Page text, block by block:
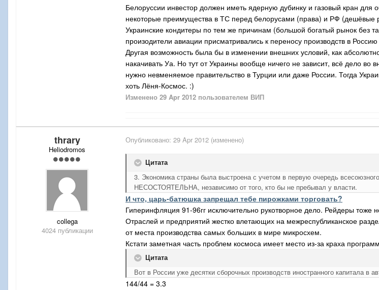
Белоруссии инвестор должен иметь ядерную дубинку и газовый кран
некоторые преимущества в ТС перед белорусами (права) и РФ (дешёвые
Украинские кондитеры по тем же причинам (большой богатый рынок без
произодители авиации присматривались к переносу производств в
Другая возможность была бы в изменении внешних условий, как
накачивать Уа. Но тут от Украины вообще ничего не зависит, всё дело во
нужно невменяемое правительство в Турции или даже России. Тогда
хоть Лёня-Космос. :)
Изменено 29 Apr 2012 пользователем ВИП
thrary
Heliodromos
collega
4024 публикации
Опубликовано: 29 Apr 2012 (изменено)
Цитата
3. Экономика страны была выстроена с учетом в первую очередь
НЕСОСТОЯТЕЛЬНА, независимо от того, кто бы не пребывал у власти.
И что, царь-батюшка запрещал тебе пирожками торговать?
Гиперинфляция 91-96гг исключительно рукотворное дело. Рейдеры тоже
Отраслей и предприятий жестко влетающих на межреспубликанское
от места производства самых больших в мире микросхем.
Кстати заметная часть проблем космоса имеет место из-за краха
Цитата
Вот в России уже десятки сборочных производств иностранного капитала в
144/44 = 3.3